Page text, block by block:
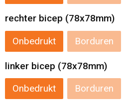
rechter bicep (78x78mm)
Onbedrukt Borduren
linker bicep (78x78mm)
Onbedrukt Borduren